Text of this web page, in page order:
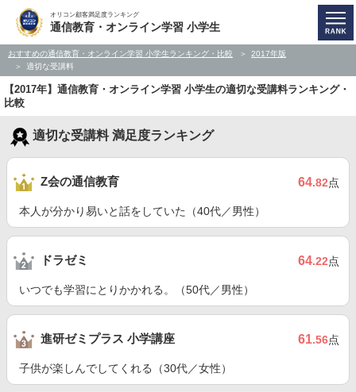
オリコン顧客満足度ランキング
通信教育・オンライン学習 小学生
おすすめの通信教育・オンライン学習 小学生ランキング・比較
2017年版
適切な受講料
【2017年】通信教育・オンライン学習 小学生の適切な受講料ランキング・
比較
適切な受講料 満足度ランキング
Z会の通信教育 64.82点
本人が分かり易いと話をしていた（40代／男性）
ドラゼミ 64.22点
いつでも学習にとりかかれる。（50代／男性）
進研ゼミプラス 小学講座 61.56点
子供が楽しんでしてくれる（30代／女性）